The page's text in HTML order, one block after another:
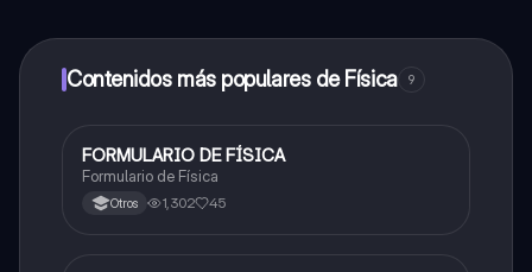
a determinadas funciones.
Contenidos más populares de Física 9
Física
FORMULARIO DE FÍSICA
Formulario de Física
Otros 1,302 45